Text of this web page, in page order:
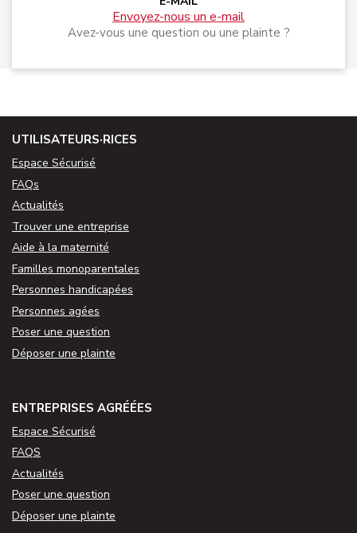
Envoyez-nous un e-mail
Avez-vous une question ou une plainte ?
UTILISATEURS·RICES
Espace Sécurisé
FAQs
Actualités
Trouver une entreprise
Aide à la maternité
Familles monoparentales
Personnes handicapées
Personnes agées
Poser une question
Déposer une plainte
ENTREPRISES AGRÉÉES
Espace Sécurisé
FAQS
Actualités
Poser une question
Déposer une plainte